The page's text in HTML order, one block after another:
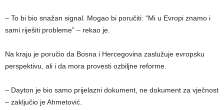
– To bi bio snažan signal. Mogao bi poručiti: “Mi u Evropi znamo i
sami riješiti probleme” – rekao je.
Na kraju je poručio da Bosna i Hercegovina zaslužuje evropsku
perspektivu, ali i da mora provesti ozbiljne reforme.
– Dayton je bio samo prijelazni dokument, ne dokument za vječnost
– zaključio je Ahmetović.